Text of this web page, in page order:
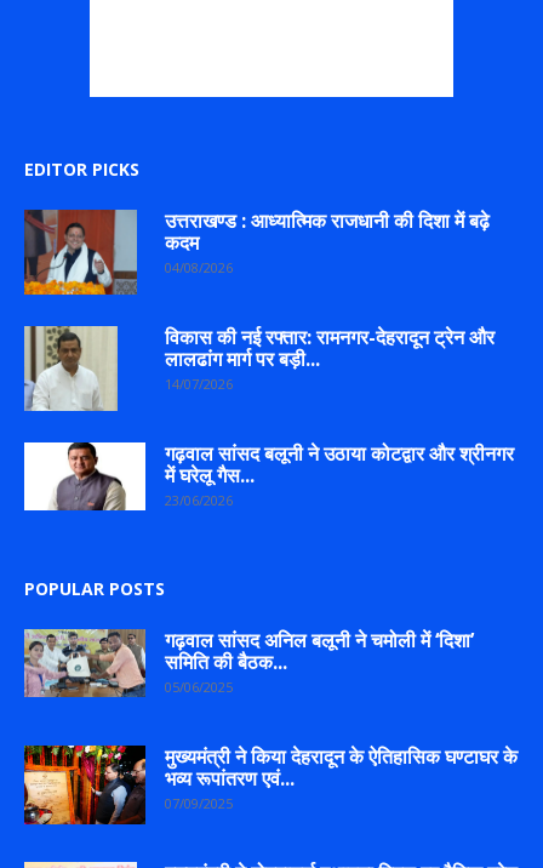
EDITOR PICKS
उत्तराखण्ड : आध्यात्मिक राजधानी की दिशा में बढ़े
कदम
04/08/2026
विकास की नई रफ्तार: रामनगर-देहरादून ट्रेन और
लालढांग मार्ग पर बड़ी...
14/07/2026
गढ़वाल सांसद बलूनी ने उठाया कोटद्वार और श्रीनगर
में घरेलू गैस...
23/06/2026
POPULAR POSTS
गढ़वाल सांसद अनिल बलूनी ने चमोली में ‘दिशा’
समिति की बैठक...
05/06/2025
मुख्यमंत्री ने किया देहरादून के ऐतिहासिक घण्टाघर के
भव्य रूपांतरण एवं...
07/09/2025